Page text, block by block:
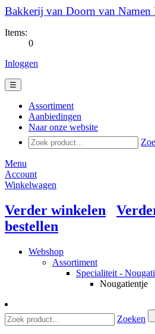
Bakkerij van Doorn van Namen
Items:
0
Inloggen
☰
Assortiment
Aanbiedingen
Naar onze website
Menu
Account
Winkelwagen
Verder winkelen
bestellen
Webshop
Assortiment
Specialiteit -
Nougatientje
Zoeken